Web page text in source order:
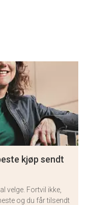
kjøp sendt
velge. Fortvil ikke,
og du får tilsendt